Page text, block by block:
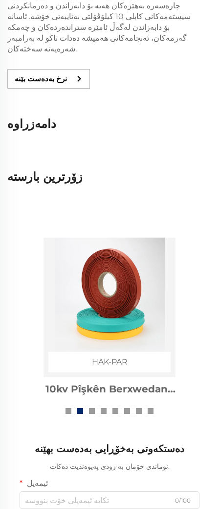
چارەسەرە بەهێزەکان هەیە بۆ دابەزاندن و دەرمانکردنی
سیستەمەکانی کابلی 10 کیلۆڤۆلتی بەتایبەتی خۆشە. ئاسانە
بۆ دابەزاندن لەگەڵ ئامێرە ستراندەردەکان و چەمکە
گەرمەکان، ئەنجامەکانی هەمیشە دەدات تاکو لە بەرامبەر
شەرەیەتە سەختەکان.
نرخ بەدەست بێنە
دامەزراوە
زۆرترین بارستە
HAK-PAR
10kv Pîşkên Berxwedana
Elektrîkê
دەستکەوتی بەخۆڕایی بەدەست بهێنە
نوماندی خۆمان بە زودی پەیوەندیت دەکات.
ئیمەیل
0/100